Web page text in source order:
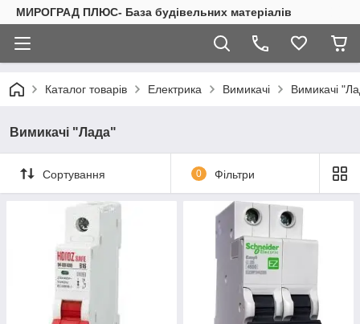
МИРОГРАД ПЛЮС- База будівельних матеріалів
Каталог товарів Електрика Вимикачі Вимикачі
Вимикачі "Лада"
Сортування 0 Фільтри